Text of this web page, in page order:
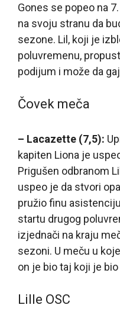
Gones se popeo na
na svoju stranu da
sezone. Lil, koji je
poluvremenu,
podijum i može da
Čovek meča
– Lacazette (7,5):
kapiten Liona je
Prigušen odbranom
uspeo je da stvori
pružio finu
startu drugog
izjednači na kraju
sezoni. U meču u
on je bio taj koji je
Lille OSC